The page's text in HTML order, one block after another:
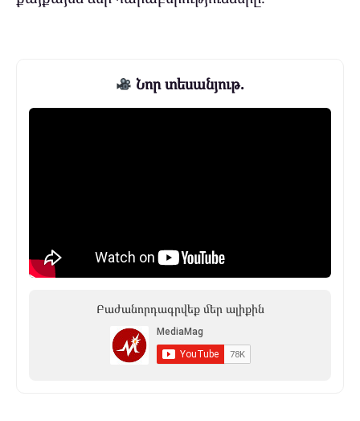
Նոր տեսանյութ.
Բաժանորդագրվեք մեր ալիքին